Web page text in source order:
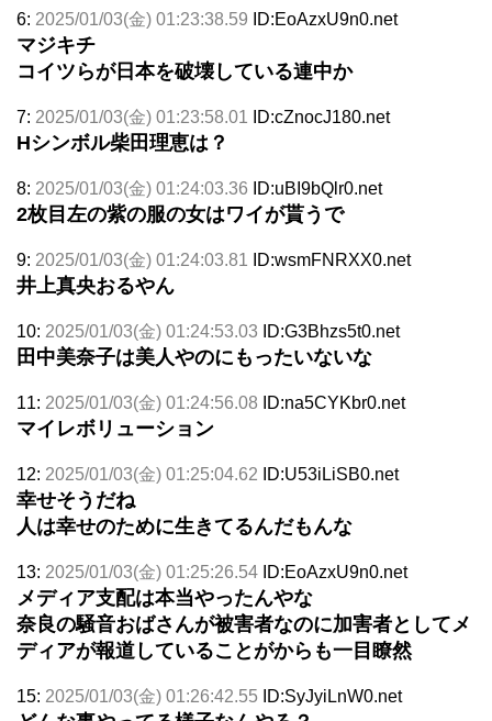
6: 2025/01/03(金) 01:23:38.59 ID:EoAzxU9n0.net
マジキチ
コイツらが日本を破壊している連中か
7: 2025/01/03(金) 01:23:58.01 ID:cZnocJ180.net
Hシンボル柴田理恵は？
8: 2025/01/03(金) 01:24:03.36 ID:uBI9bQlr0.net
2枚目左の紫の服の女はワイが貰うで
9: 2025/01/03(金) 01:24:03.81 ID:wsmFNRXX0.net
井上真央おるやん
10: 2025/01/03(金) 01:24:53.03 ID:G3Bhzs5t0.net
田中美奈子は美人やのにもったいないな
11: 2025/01/03(金) 01:24:56.08 ID:na5CYKbr0.net
マイレボリューション
12: 2025/01/03(金) 01:25:04.62 ID:U53iLiSB0.net
幸せそうだね
人は幸せのために生きてるんだもんな
13: 2025/01/03(金) 01:25:26.54 ID:EoAzxU9n0.net
メディア支配は本当やったんやな
奈良の騒音おばさんが被害者なのに加害者としてメ
ディアが報道していることがからも一目瞭然
15: 2025/01/03(金) 01:26:42.55 ID:SyJyiLnW0.net